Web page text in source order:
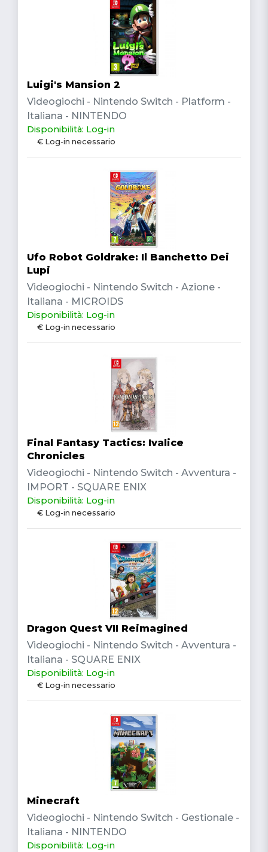
Luigi's Mansion 2
Videogiochi - Nintendo Switch - Platform -
Italiana - NINTENDO
Disponibilità: Log-in
€ Log-in necessario
Ufo Robot Goldrake: Il Banchetto Dei
Lupi
Videogiochi - Nintendo Switch - Azione -
Italiana - MICROIDS
Disponibilità: Log-in
€ Log-in necessario
Final Fantasy Tactics: Ivalice
Chronicles
Videogiochi - Nintendo Switch - Avventura -
IMPORT - SQUARE ENIX
Disponibilità: Log-in
€ Log-in necessario
Dragon Quest VII Reimagined
Videogiochi - Nintendo Switch - Avventura -
Italiana - SQUARE ENIX
Disponibilità: Log-in
€ Log-in necessario
Minecraft
Videogiochi - Nintendo Switch - Gestionale -
Italiana - NINTENDO
Disponibilità: Log-in